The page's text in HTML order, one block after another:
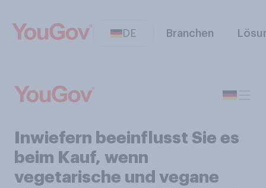
DE Branchen
Inwiefern beeinflusst Sie es
beim Kauf, wenn
vegetarische und vegane